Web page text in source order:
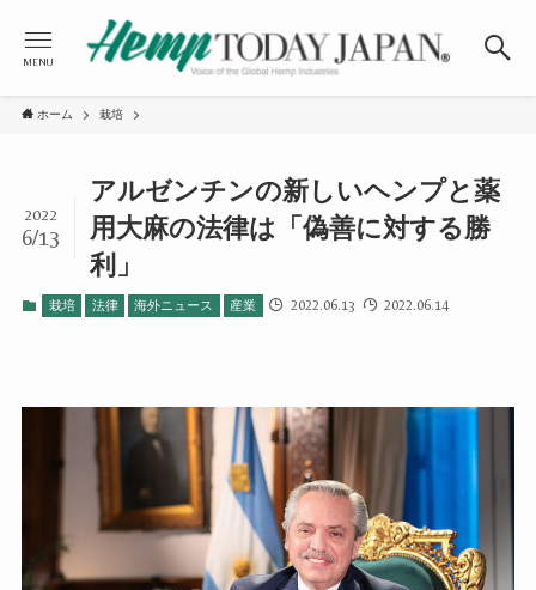
MENU
ホーム 栽培
アルゼンチンの新しいヘンプと薬
用大麻の法律は「偽善に対する勝
利」
2022
6/13
栽培 法律 海外ニュース 産業 2022.06.13 2022.06.14